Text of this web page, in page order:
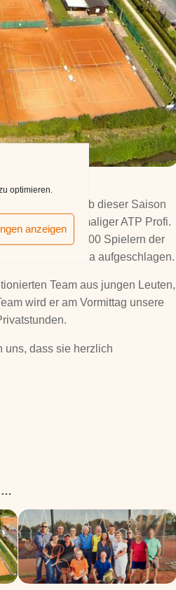
optimieren.
anzeigen
haben. Ab dieser Saison
Simon ist ehemaliger ATP Profi.
den besten 200 Spielern der
in der Bundesliga aufgeschlagen.
Team aus jungen Leuten,
wird er am Vormittag unsere
uns, dass sie herzlich
…